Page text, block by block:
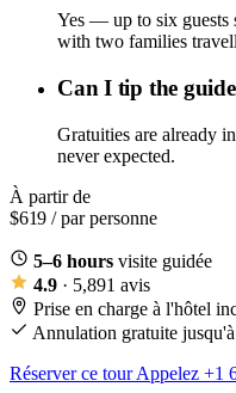
Yes — up to six guests
with two families
Can I tip the
Gratuities are already
never expected.
À partir de
$619/ par personne
5–6 hours visite guidée
4.9 · 5,891 avis
Prise en charge à l'hôtel
Annulation gratuite
Réserver ce tourAppelez +1